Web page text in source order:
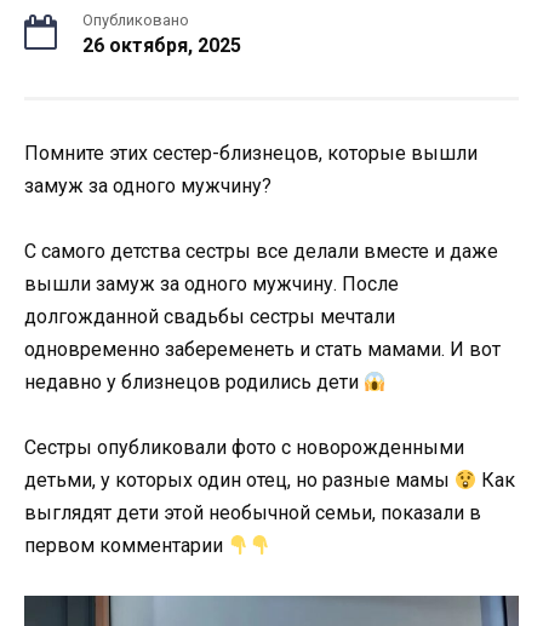
Опубликовано
26 октября, 2025
Помните этих сестер-близнецов, которые вышли
замуж за одного мужчину?
С самого детства сестры все делали вместе и даже
вышли замуж за одного мужчину. После
долгожданной свадьбы сестры мечтали
одновременно забеременеть и стать мамами. И вот
недавно у близнецов родились дети
Сестры опубликовали фото с новорожденными
детьми, у которых один отец, но разные мамы
Как
выглядят дети этой необычной семьи, показали в
первом комментарии